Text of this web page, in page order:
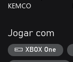
KEMCO
Jogar com
XBOX One